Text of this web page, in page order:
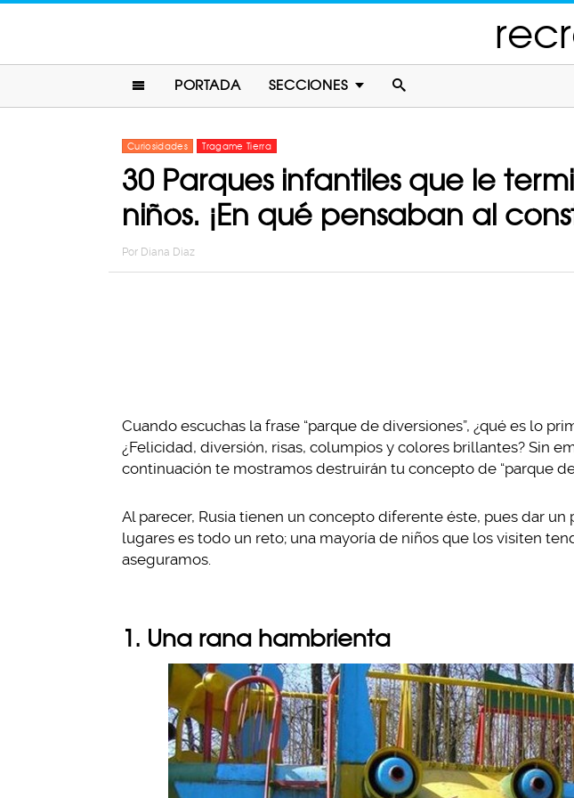
PORTADA SECCIONES
Curiosidades Tragame Tierra
30 Parques infantiles que le
niños. ¡En qué pensaban al
Por Diana Diaz
Cuando escuchas la frase “parque de diversiones”, ¿qué es lo
¿Felicidad, diversión, risas, columpios y colores brillantes? Sin
continuación te mostramos destruirán tu concepto de “parque
Al parecer, Rusia tienen un concepto diferente éste, pues dar un
lugares es todo un reto; una mayoría de niños que los visiten
aseguramos.
1. Una rana hambrienta